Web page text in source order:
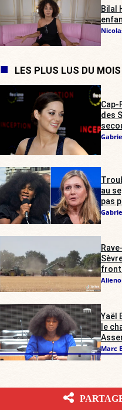
Bilal
LES PLUS LUS DU MOIS
Cap-
des
au
pas
Yaël
le
Marc